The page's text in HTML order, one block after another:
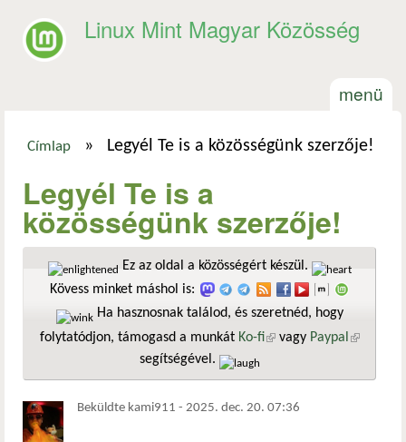
Linux Mint Magyar Közösség
menü
Címlap » Legyél Te is a közösségünk szerzője!
Legyél Te is a
közösségünk szerzője!
Ez az oldal a közösségért készül.
Kövess minket máshol is:
Ha hasznosnak találod, és szeretnéd, hogy
folytatódjon, támogasd a munkát Ko-fi(külső hivatkozás)
vagy Paypal
segítségével.
Beküldte kami911 - 2025. dec. 20. 07:36